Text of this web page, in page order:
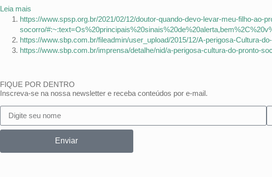
Leia mais
https://www.spsp.org.br/2021/02/12/doutor-quando-devo-levar-meu-filho-ao-
socorro/
https://www.sbp.com.br/fileadmin/user_upload/2015/12/A-perigosa-Cultura-
https://www.sbp.com.br/imprensa/detalhe/nid/a-perigosa-cultura-do-pronto-
FIQUE POR DENTRO
Inscreva-se na nossa newsletter e receba conteúdos por e-mail.
Enviar